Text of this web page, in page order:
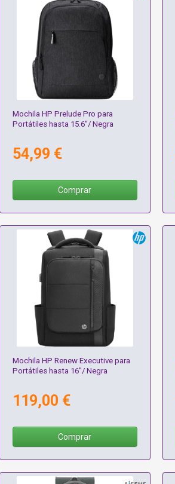
Mochila HP Prelude Pro para
Portátiles hasta 15.6"/ Negra
54,99 €
Comprar
Mochila HP Renew Executive para
Portátiles hasta 16"/ Negra
119,00 €
Comprar